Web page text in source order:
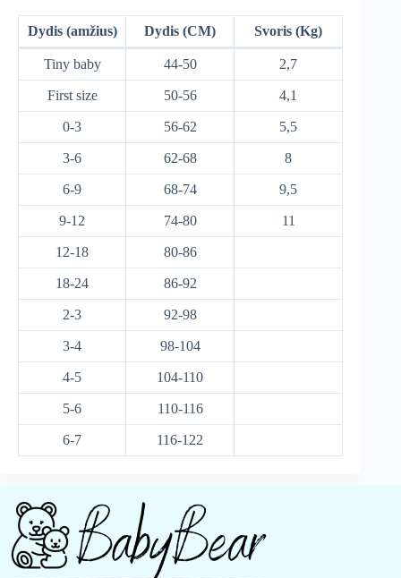
Dydis (amžius) Dydis (CM) Svoris (Kg)
Tiny baby 44-50 2,7
First size 50-56 4,1
0-3 56-62 5,5
3-6 62-68 8
6-9 68-74 9,5
9-12 74-80 11
12-18 80-86
18-24 86-92
2-3 92-98
3-4 98-104
4-5 104-110
5-6 110-116
6-7 116-122